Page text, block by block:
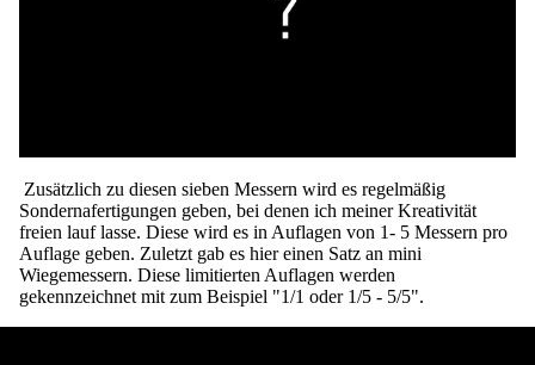
Zusätzlich zu diesen sieben Messern wird es regelmäßig
Sondernafertigungen geben, bei denen ich meiner Kreativität
freien lauf lasse. Diese wird es in Auflagen von 1- 5 Messern pro
Auflage geben. Zuletzt gab es hier einen Satz an mini
Wiegemessern. Diese limitierten Auflagen werden
gekennzeichnet mit zum Beispiel "1/1 oder 1/5 - 5/5".